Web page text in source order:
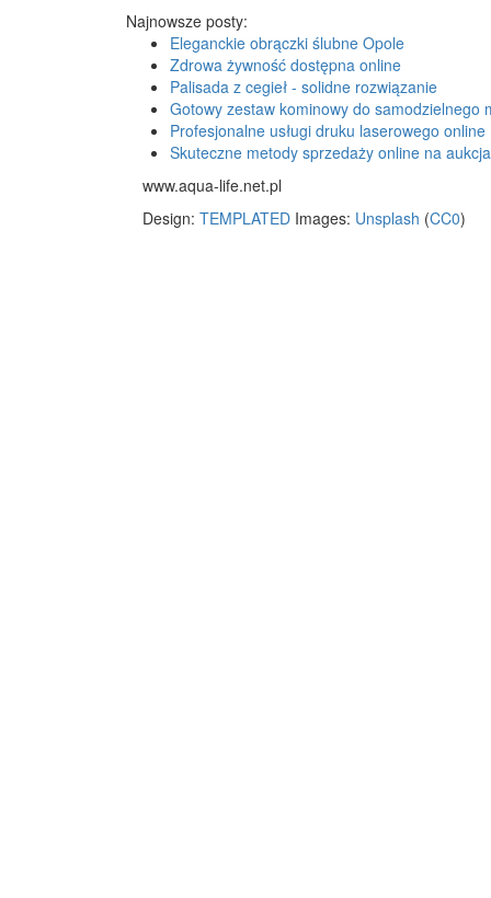
Najnowsze posty:
Eleganckie obrączki ślubne Opole
Zdrowa żywność dostępna online
Palisada z cegieł - solidne rozwiązanie
Gotowy zestaw kominowy do samodzielnego
Profesjonalne usługi druku laserowego online
Skuteczne metody sprzedaży online na
www.aqua-life.net.pl
Design: TEMPLATED Images: Unsplash (CC0)